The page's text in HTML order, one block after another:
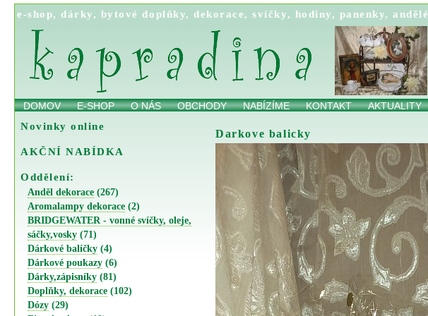
e-shop,dárky, bytové doplňky,dekorace,svíčky, hodiny, panenky,andělé
DOMOV E-SHOP O NÁS OBCHODY NABÍZÍME KONTAKT AKTUALITY
Novinky online
AKČNÍ NABÍDKA
Oddělení:
Anděl dekorace (267)
Aromalampy dekorace (2)
BRIDGEWATER - vonné svíčky, oleje,
sáčky,vosky (71)
Dárkové balíčky (4)
Dárkové poukazy (6)
Dárky,zápisníky (81)
Doplňky, dekorace (102)
Dózy (29)
Darkove balicky